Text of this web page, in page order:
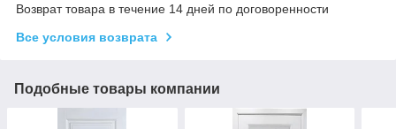
Возврат товара в течение 14 дней по договоренности
Все условия возврата
Подобные товары компании